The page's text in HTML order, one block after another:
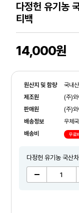
다정헌 유기농
티백
14,000원
원산지 및 함량
국내
제조원
(주)와
판매원
(주)와
배송정보
우체
배송비
무료
다정헌 유기농 국산